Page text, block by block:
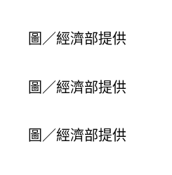
圖／經濟部提供
圖／經濟部提供
圖／經濟部提供